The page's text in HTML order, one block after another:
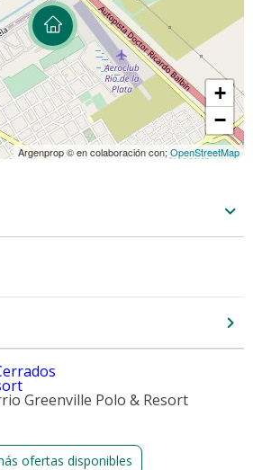
+
−
Argenprop © en colaboración con;OpenStreetMap
Greenville Polo & Resort
ofertas disponibles